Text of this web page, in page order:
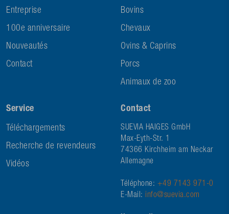
Entreprise
100e anniversaire
Nouveautés
Contact
Bovins
Chevaux
Ovins & Caprins
Porcs
Animaux de zoo
Service
Téléchargements
Recherche de revendeurs
Vidéos
Contact
SUEVIA HAIGES GmbH
Max-Eyth-Str. 1
74366 Kirchheim am Neckar
Allemagne
Téléphone: +49 7143 971-0
E-Mail: info@suevia.com